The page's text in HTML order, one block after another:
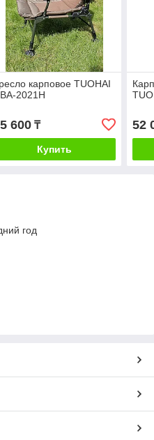
карповое TUOHAI
2021Н
600₸
Купить
52
год